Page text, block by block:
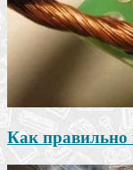
Как правильно